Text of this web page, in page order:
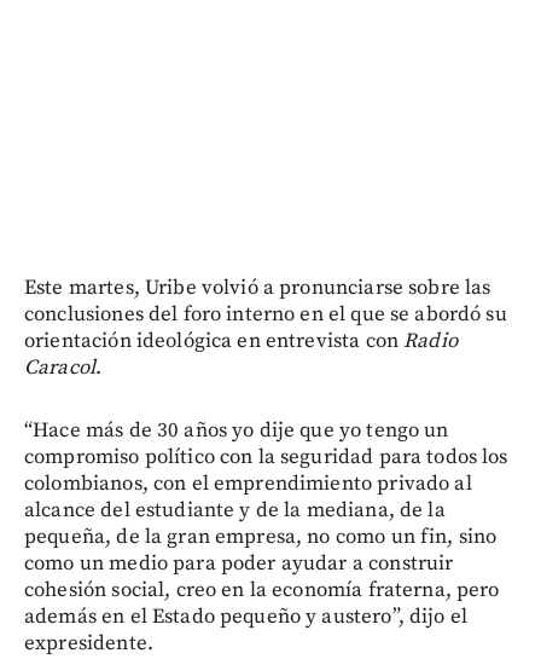
Este martes, Uribe volvió a pronunciarse sobre las
conclusiones del foro interno en el que se abordó su
orientación ideológica en entrevista conRadio
Caracol.
“Hace más de 30 años yo dije que yo tengo un
compromiso político con la seguridad para todos los
colombianos, con el emprendimiento privado al
alcance del estudiante y de la mediana, de la
pequeña, de la gran empresa, no como un fin, sino
como un medio para poder ayudar a construir
cohesión social, creo en la economía fraterna, pero
además en el Estado pequeño y austero”, dijo el
expresidente.